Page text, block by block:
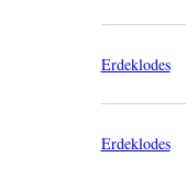
Erdeklodes
Erdeklodes